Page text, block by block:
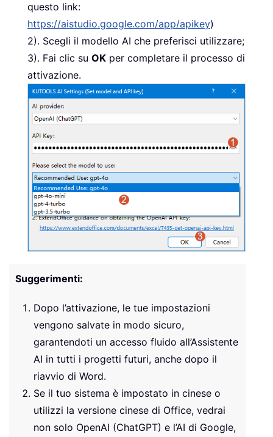
questo link:
https://aistudio.google.com/app/apikey)
2). Scegli il modello AI che preferisci utilizzare;
3). Fai clic su OK per completare il processo di
attivazione.
Suggerimenti:
Dopo l’attivazione, le tue impostazioni
vengono salvate in modo sicuro,
garantendoti un accesso fluido all’Assistente
AI in tutti i progetti futuri, anche dopo il
riavvio di Word.
Se il tuo sistema è impostato in cinese o
utilizzi la versione cinese di Office, vedrai
non solo OpenAI (ChatGPT) e l’AI di Google,